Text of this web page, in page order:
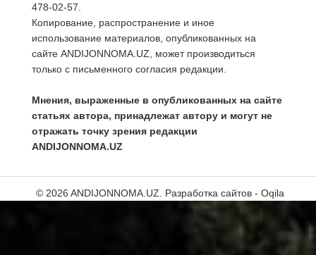
478-02-57.
Копирование, распространение и иное
использование материалов, опубликованных на
сайте ANDIJONNOMA.UZ, может производиться
только с письменного согласия редакции.
Мнения, выраженные в опубликованных на сайте
статьях автора, принадлежат автору и могут не
отражать точку зрения редакции
ANDIJONNOMA.UZ
© 2026 ANDIJONNOMA.UZ. Разработка сайтов - Oqila